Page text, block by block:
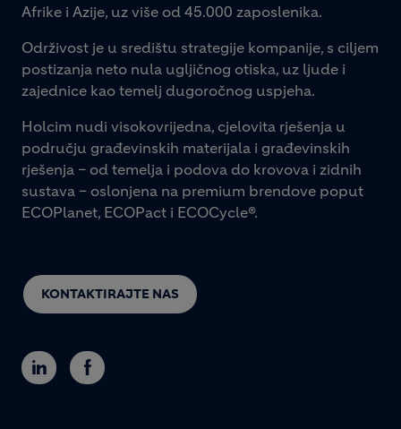
KONTAKTIRAJTE NAS
Afrike i Azije, uz više od 45.000 zaposlenika.
Održivost je u središtu strategije kompanije, s ciljem
postizanja neto nula ugljičnog otiska, uz ljude i
zajednice kao temelj dugoročnog uspjeha.
Holcim nudi visokovrijedna, cjelovita rješenja u
području građevinskih materijala i građevinskih
rješenja – od temelja i podova do krovova i zidnih
sustava – oslonjena na premium brendove poput
ECOPlanet, ECOPact i ECOCycle®.